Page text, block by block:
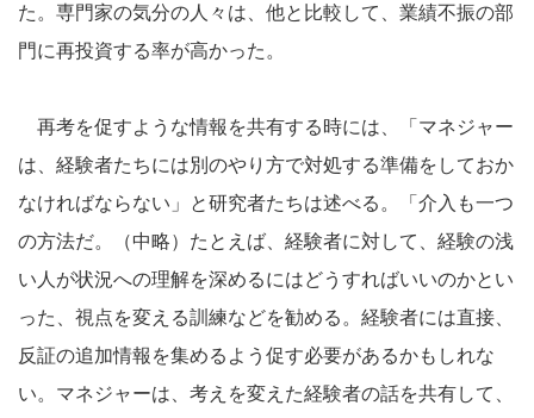
た。専門家の気分の人々は、他と比較して、業績不振の部
門に再投資する率が高かった。
再考を促すような情報を共有する時には、「マネジャー
は、経験者たちには別のやり方で対処する準備をしておか
なければならない」と研究者たちは述べる。「介入も一つ
の方法だ。（中略）たとえば、経験者に対して、経験の浅
い人が状況への理解を深めるにはどうすればいいのかとい
った、視点を変える訓練などを勧める。経験者には直接、
反証の追加情報を集めるよう促す必要があるかもしれな
い。マネジャーは、考えを変えた経験者の話を共有して、